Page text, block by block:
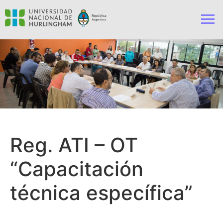
Reg. ATI – OT
“Capacitación
técnica específica”